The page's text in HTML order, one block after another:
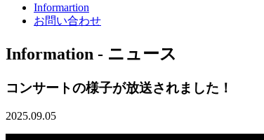
Informartion
お問い合わせ
Information - ニュース
コンサートの様子が放送されました！
2025.09.05